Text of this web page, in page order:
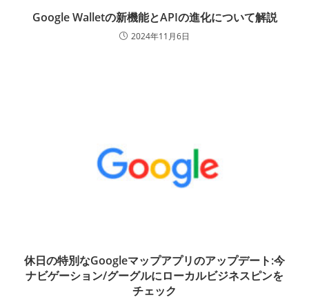
Google Walletの新機能とAPIの進化について解説
2024年11月6日
休日の特別なGoogleマップアプリのアップデート:今
ナビゲーション/グーグルにローカルビジネスピンを
チェック